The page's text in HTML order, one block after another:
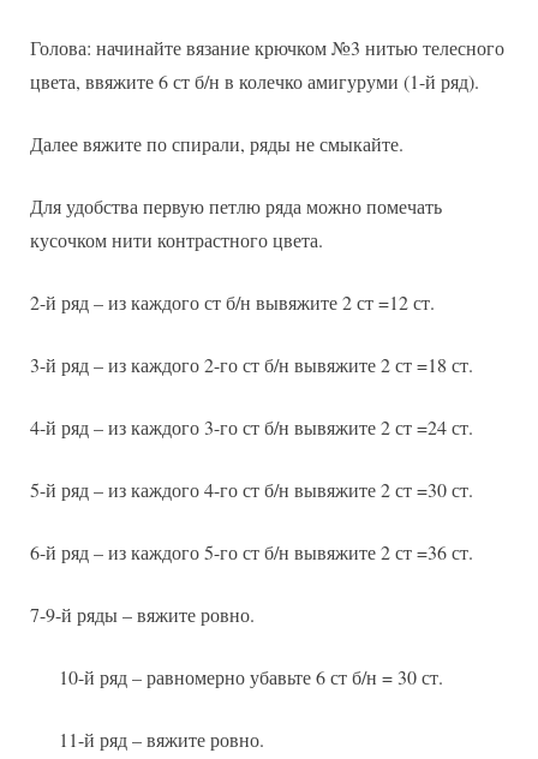
Голова: начинайте вязание крючком №3 нитью телесного
цвета, ввяжите 6 ст б/н в колечко амигуруми (1-й ряд).
Далее вяжите по спирали, ряды не смыкайте.
Для удобства первую петлю ряда можно помечать
кусочком нити контрастного цвета.
2-й ряд – из каждого ст б/н вывяжите 2 ст =12 ст.
3-й ряд – из каждого 2-го ст б/н вывяжите 2 ст =18 ст.
4-й ряд – из каждого 3-го ст б/н вывяжите 2 ст =24 ст.
5-й ряд – из каждого 4-го ст б/н вывяжите 2 ст =30 ст.
6-й ряд – из каждого 5-го ст б/н вывяжите 2 ст =36 ст.
7-9-й ряды – вяжите ровно.
10-й ряд – равномерно убавьте 6 ст б/н = 30 ст.
11-й ряд – вяжите ровно.